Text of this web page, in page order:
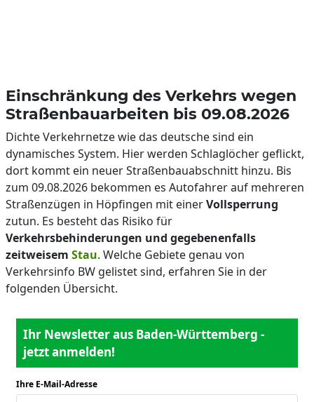
Einschränkung des Verkehrs wegen
Straßenbauarbeiten bis 09.08.2026
Dichte Verkehrnetze wie das deutsche sind ein
dynamisches System. Hier werden Schlaglöcher geflickt,
dort kommt ein neuer Straßenbauabschnitt hinzu. Bis
zum 09.08.2026 bekommen es Autofahrer auf mehreren
Straßenzügen in Höpfingen mit einerVollsperrung
zutun. Es besteht das Risiko für
Verkehrsbehinderungen und gegebenenfalls
zeitweisem Stau. Welche Gebiete genau von
Verkehrsinfo BW gelistet sind, erfahren Sie in der
folgenden Übersicht.
Ihr Newsletter aus Baden-Württemberg -
jetzt anmelden!
Ihre E-Mail-Adresse